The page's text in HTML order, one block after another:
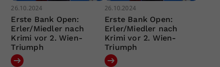
26.10.2024
Erste Bank Open:
Erler/Miedler nach
Krimi vor 2. Wien-
Triumph
26.10.2024
Erste Bank Open:
Erler/Miedler nach
Krimi vor 2. Wien-
Triumph